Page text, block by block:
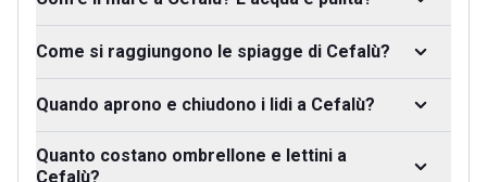
Come si raggiungono le spiagge di Cefalù?
Quando aprono e chiudono i lidi a Cefalù?
Quanto costano ombrellone e lettini a
Cefalù?